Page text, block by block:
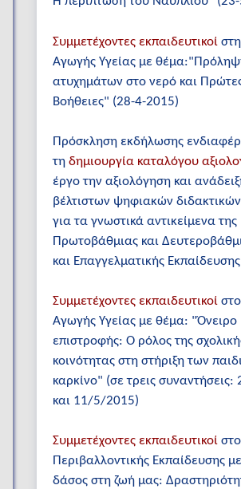
Συμμετέχοντες εκπαιδευτικοί
Αγωγής Υγείας με
ατυχημάτων στο νερό και
Βοήθειες" (28-4-2015)
Πρόσκληση εκδήλωσης
τη δημιουργία καταλόγου
έργο την αξιολόγηση και
βέλτιστων ψηφιακών
για τα γνωστικά αντικείμενα της
Πρωτοβάθμιας και
και Επαγγελματικής Εκπαίδευσης
Συμμετέχοντες εκπαιδευτικοί
Αγωγής Υγείας με θέμα: "Όνειρο
επιστροφής: Ο ρόλος της
κοινότητας στη στήριξη των
καρκίνο" (σε τρεις
και 11/5/2015)
Συμμετέχοντες εκπαιδευτικοί
Περιβαλλοντικής Εκπαίδευσης
δάσος στη ζωή μας: